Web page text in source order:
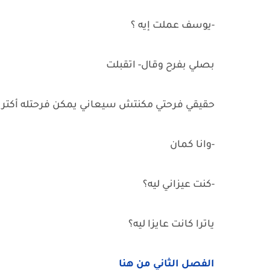
-يوسف عملت إيه ؟
بصلي بفرح وقال- اتقبلت
حقيقي فرحتي مكنتش سيعاني يمكن فرحتله
-وانا كمان
-كنت عيزاني ليه؟
ياترا كانت عايزا ليه؟
الفصل الثاني من هنا